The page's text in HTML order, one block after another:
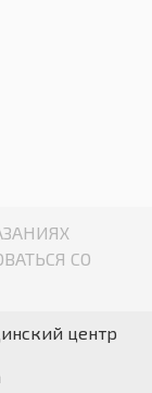
СО
центр